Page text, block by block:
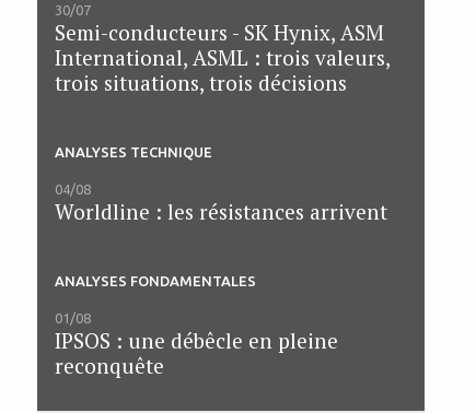
30/07
Semi-conducteurs - SK Hynix, ASM
International, ASML : trois valeurs,
trois situations, trois décisions
ANALYSES TECHNIQUE
04/08
Worldline : les résistances arrivent
ANALYSES FONDAMENTALES
01/08
IPSOS : une débêcle en pleine
reconquête